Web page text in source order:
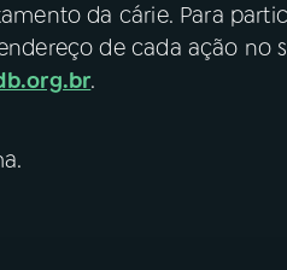
da cárie. Para
de cada ação no
.